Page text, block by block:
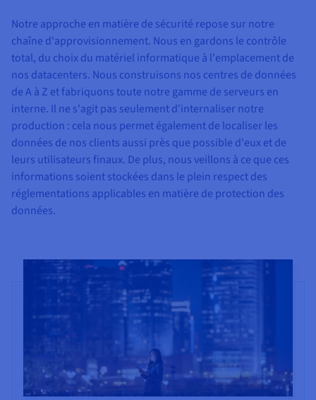
Notre approche en matière de sécurité repose sur notre
chaîne d'approvisionnement. Nous en gardons le contrôle
total, du choix du matériel informatique à l'emplacement de
nos datacenters. Nous construisons nos centres de données
de A à Z et fabriquons toute notre gamme de serveurs en
interne. Il ne s'agit pas seulement d'internaliser notre
production : cela nous permet également de localiser les
données de nos clients aussi près que possible d'eux et de
leurs utilisateurs finaux. De plus, nous veillons à ce que ces
informations soient stockées dans le plein respect des
réglementations applicables en matière de protection des
données.